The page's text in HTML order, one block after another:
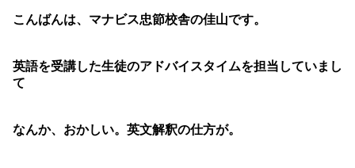
こんばんは、マナビス忠節校舎の佳山です。
英語を受講した生徒のアドバイスタイムを担当していまし
て
なんか、おかしい。英文解釈の仕方が。